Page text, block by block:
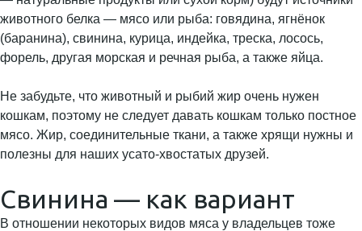
животного белка — мясо или рыба: говядина, ягнёнок
(баранина), свинина, курица, индейка, треска, лосось,
форель, другая морская и речная рыба, а также яйца.
Не забудьте, что животный и рыбий жир очень нужен
кошкам, поэтому не следует давать кошкам только постное
мясо. Жир, соединительные ткани, а также хрящи нужны и
полезны для наших усато-хвостатых друзей.
Свинина — как вариант
В отношении некоторых видов мяса у владельцев тоже